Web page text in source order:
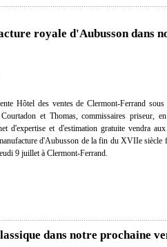
royale d'Aubusson dans
Hôtel des ventes de Clermont-Ferrand sous
et Thomas, commissaires priseur,
d'expertise et d'estimation gratuite vendra
d'Aubusson de la fin du XVIIe siècle
9 juillet à Clermont-Ferrand.
dans notre prochaine